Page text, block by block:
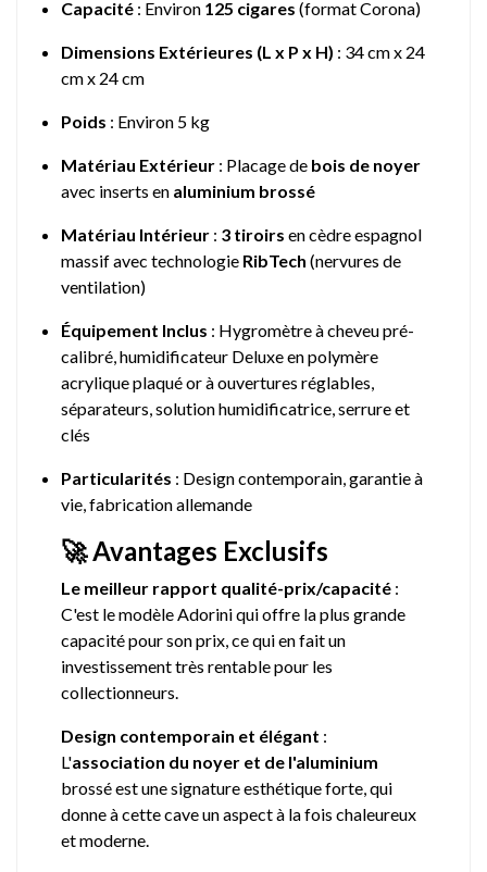
Capacité : Environ 125 cigares (format Corona)
Dimensions Extérieures (L x P x H) : 34 cm x 24
cm x 24 cm
Poids : Environ 5 kg
Matériau Extérieur : Placage de bois de noyer
avec inserts en aluminium brossé
Matériau Intérieur : 3 tiroirs en cèdre espagnol
massif avec technologie RibTech (nervures de
ventilation)
Équipement Inclus : Hygromètre à cheveu pré-
calibré, humidificateur Deluxe en polymère
acrylique plaqué or à ouvertures réglables,
séparateurs, solution humidificatrice, serrure et
clés
Particularités : Design contemporain, garantie à
vie, fabrication allemande
🚀 Avantages Exclusifs
Le meilleur rapport qualité-prix/capacité :
C'est le modèle Adorini qui offre la plus grande
capacité pour son prix, ce qui en fait un
investissement très rentable pour les
collectionneurs.
Design contemporain et élégant :
L'association du noyer et de l'aluminium
brossé est une signature esthétique forte, qui
donne à cette cave un aspect à la fois chaleureux
et moderne.